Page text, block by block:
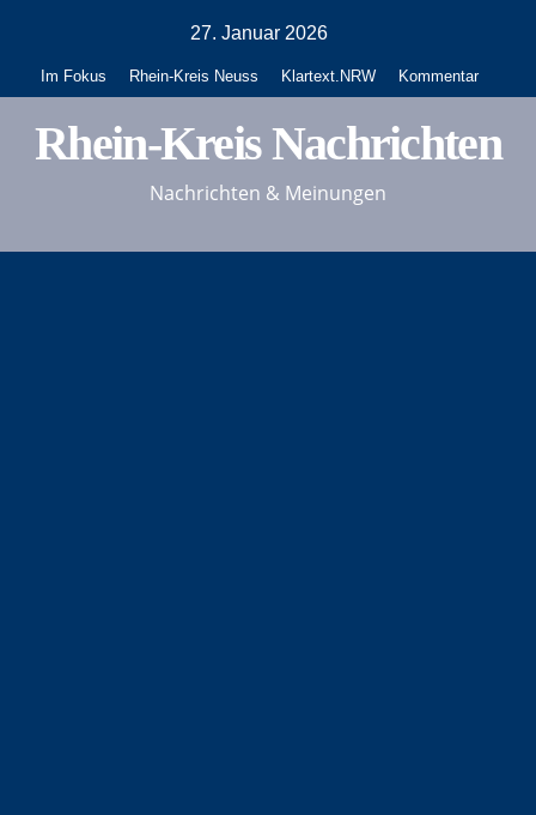
springen
27. Januar 2026
Im Fokus Rhein-Kreis Neuss Klartext.NRW Kommentar
Rhein-Kreis Nachrichten
Nachrichten & Meinungen